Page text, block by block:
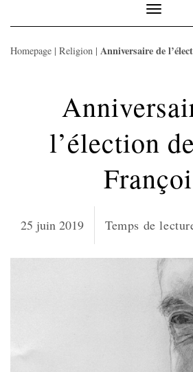
Toggle
Homepage | Religion | Anniversaire de
l’élection
25 juin 2019 Temps de